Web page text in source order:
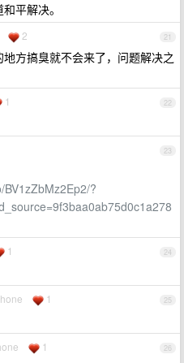
平解决。
21
2
方搞臭就不会来了，问题解决之
22
1
23
?
24
1
25
1
26
1